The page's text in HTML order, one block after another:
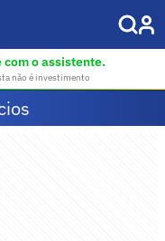
com o assistente.
não é investimento